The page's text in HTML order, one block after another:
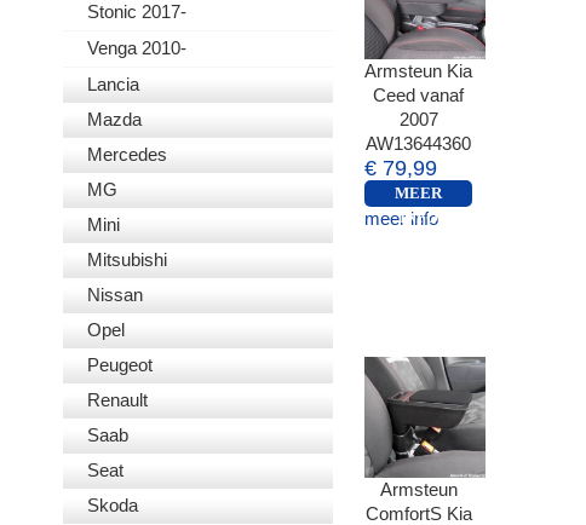
Stonic 2017-
Venga 2010-
Lancia
Mazda
Mercedes
MG
Mini
Mitsubishi
Nissan
Opel
Peugeot
Renault
Saab
Seat
Skoda
Armsteun Kia
Ceed vanaf
2007
AW13644360
€ 79,99
MEER
INFO
meer info
Armsteun
ComfortS Kia